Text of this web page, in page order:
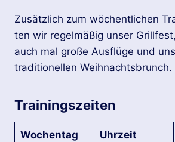
Zu­sätz­lich zum wö­chent­li­chen
ten wir re­gel­mä­ßig unser
auch mal große Aus­flü­ge und
tra­di­tio­nel­len Weih­nachts­brunch.
Trainingszeiten
Wochentag Uhrzeit